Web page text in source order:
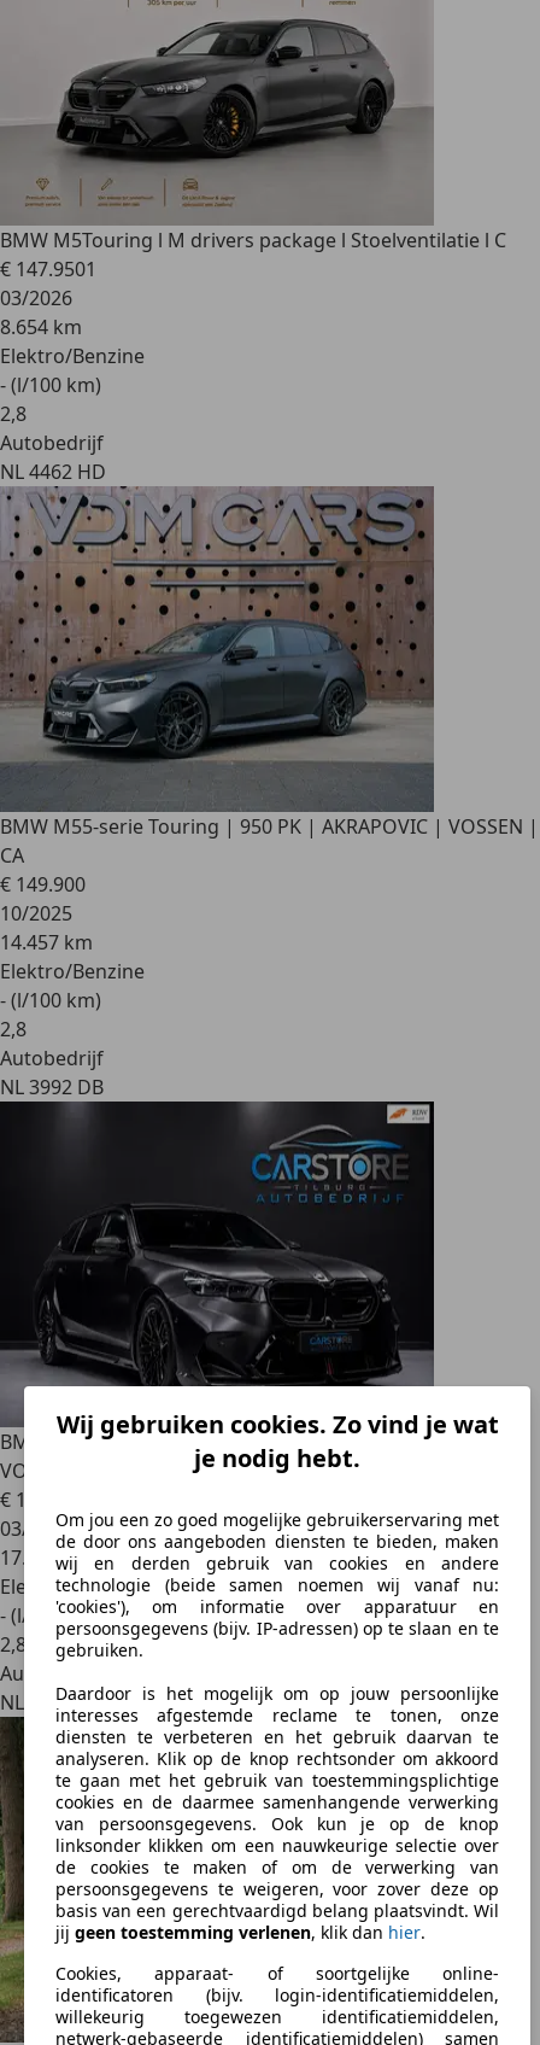
Wij gebruiken cookies. Zo vind je wat
je nodig hebt.
Om jou een zo goed mogelijke gebruikerservaring met
de door ons aangeboden diensten te bieden, maken
wij en derden gebruik van cookies en andere
technologie (beide samen noemen wij vanaf nu:
'cookies'), om informatie over apparatuur en
persoonsgegevens (bijv. IP-adressen) op te slaan en te
gebruiken.
Daardoor is het mogelijk om op jouw persoonlijke
interesses afgestemde reclame te tonen, onze
diensten te verbeteren en het gebruik daarvan te
analyseren. Klik op de knop rechtsonder om akkoord
te gaan met het gebruik van toestemmingsplichtige
cookies en de daarmee samenhangende verwerking
van persoonsgegevens. Ook kun je op de knop
linksonder klikken om een nauwkeurige selectie over
de cookies te maken of om de verwerking van
persoonsgegevens te weigeren, voor zover deze op
basis van een gerechtvaardigd belang plaatsvindt. Wil
jij geen toestemming verlenen, klik dan hier.
Cookies, apparaat- of soortgelijke online-
identificatoren (bijv. login-identificatiemiddelen,
willekeurig toegewezen identificatiemiddelen,
netwerk-gebaseerde identificatiemiddelen) samen
BMW M5Touring l M drivers package l Stoelventilatie l C
€ 147.9501
03/2026
8.654 km
Elektro/Benzine
- (l/100 km)
2,8
Autobedrijf
NL 4462 HD
BMW M55-serie Touring | 950 PK | AKRAPOVIC | VOSSEN |
CA
€ 149.900
10/2025
14.457 km
Elektro/Benzine
- (l/100 km)
2,8
Autobedrijf
NL 3992 DB
BMW M55-serie TOURING 1000PK+ AKRA PPF KERAMISCH
VOLL
€ 184.999
03/2025
17.441 km
Elektro/Benzine
- (l/100 km)
2,8
Autobedrijf
NL 5015 AS